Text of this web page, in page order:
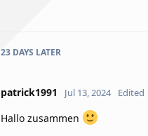
23 DAYS LATER
patrick1991 Jul 13, 2024 Edited
Hallo zusammen